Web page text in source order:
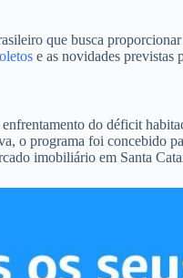
que busca
e as novidades previstas
do déficit
programa foi concebido
imobiliário em Santa